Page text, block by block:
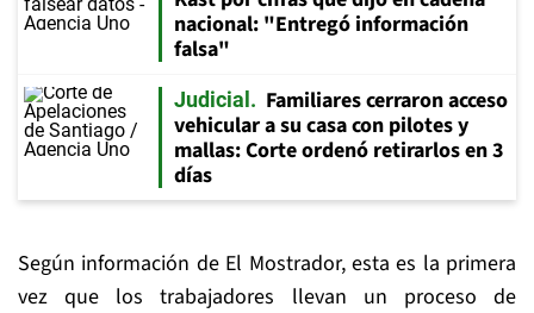
nacional: "Entregó información
falsa"
Judicial
Familiares cerraron acceso
vehicular a su casa con pilotes y
mallas: Corte ordenó retirarlos en 3
días
Según información de El Mostrador, esta es la primera
vez que los trabajadores llevan un proceso de